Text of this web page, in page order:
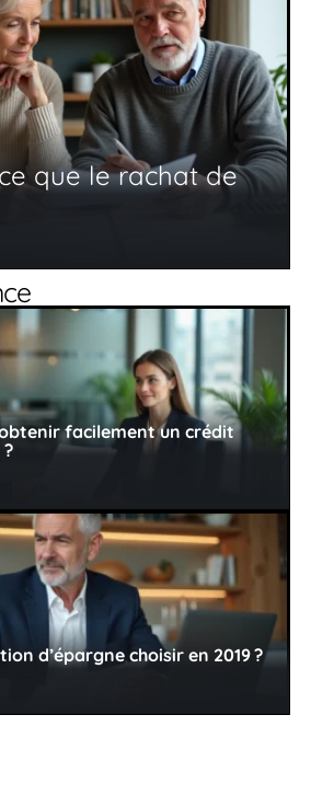
que le rachat de
facilement un crédit
d’épargne choisir en 2019 ?